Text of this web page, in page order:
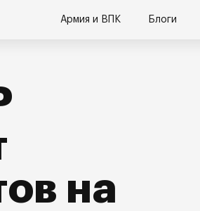
Армия и ВПК Блоги
на